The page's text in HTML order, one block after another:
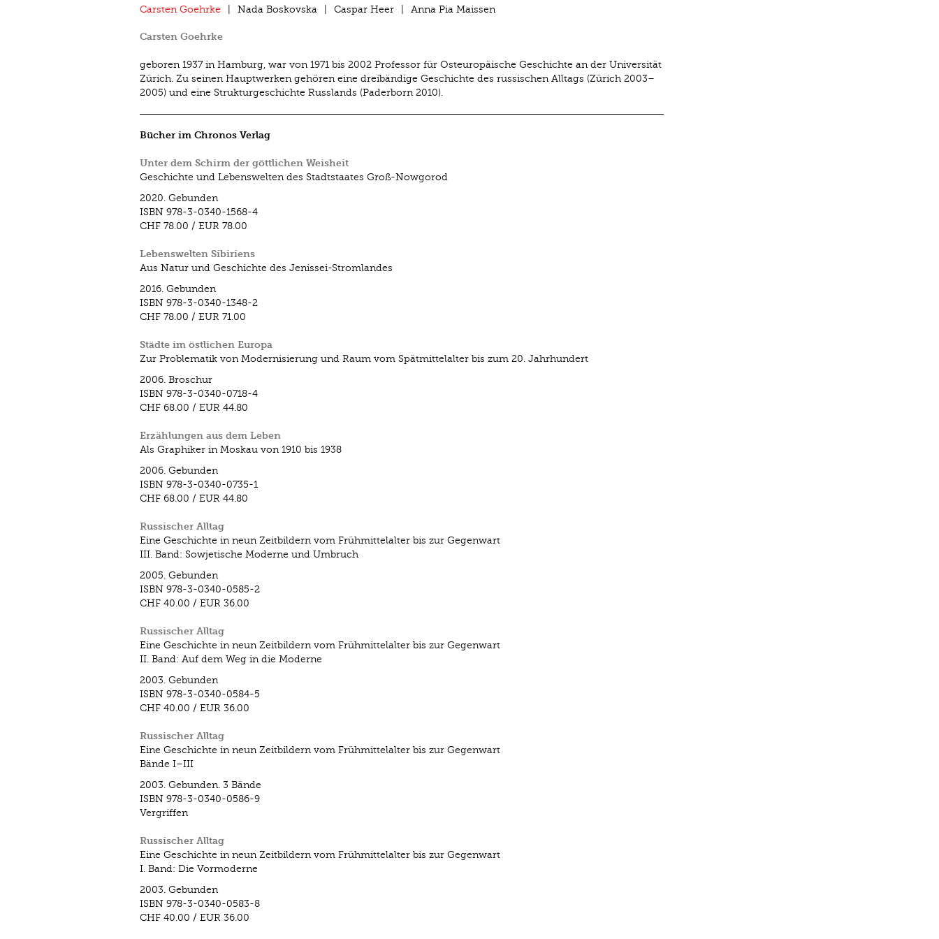
Carsten Goehrke Nada Boskovska Caspar Heer Anna Pia Maissen
Carsten Goehrke
geboren 1937 in Hamburg, war von 1971 bis 2002 Professor für Osteuropäische Geschichte an der Universität
Zürich. Zu seinen Hauptwerken gehören eine dreibändige Geschichte des russischen Alltags (Zürich 2003–
2005) und eine Strukturgeschichte Russlands (Paderborn 2010).
Bücher im Chronos Verlag
Unter dem Schirm der göttlichen Weisheit
Geschichte und Lebenswelten des Stadtstaates Groß-Nowgorod
2020. Gebunden
ISBN 978-3-0340-1568-4
CHF 78.00 / EUR 78.00
Lebenswelten Sibiriens
Aus Natur und Geschichte des Jenissei-Stromlandes
2016. Gebunden
ISBN 978-3-0340-1348-2
CHF 78.00 / EUR 71.00
Städte im östlichen Europa
Zur Problematik von Modernisierung und Raum vom Spätmittelalter bis zum 20. Jahrhundert
2006. Broschur
ISBN 978-3-0340-0718-4
CHF 68.00 / EUR 44.80
Erzählungen aus dem Leben
Als Graphiker in Moskau von 1910 bis 1938
2006. Gebunden
ISBN 978-3-0340-0735-1
CHF 68.00 / EUR 44.80
Russischer Alltag
Eine Geschichte in neun Zeitbildern vom Frühmittelalter bis zur Gegenwart
III. Band: Sowjetische Moderne und Umbruch
2005. Gebunden
ISBN 978-3-0340-0585-2
CHF 40.00 / EUR 36.00
Russischer Alltag
Eine Geschichte in neun Zeitbildern vom Frühmittelalter bis zur Gegenwart
II. Band: Auf dem Weg in die Moderne
2003. Gebunden
ISBN 978-3-0340-0584-5
CHF 40.00 / EUR 36.00
Russischer Alltag
Eine Geschichte in neun Zeitbildern vom Frühmittelalter bis zur Gegenwart
Bände I–III
2003. Gebunden. 3 Bände
ISBN 978-3-0340-0586-9
Vergriffen
Russischer Alltag
Eine Geschichte in neun Zeitbildern vom Frühmittelalter bis zur Gegenwart
I. Band: Die Vormoderne
2003. Gebunden
ISBN 978-3-0340-0583-8
CHF 40.00 / EUR 36.00